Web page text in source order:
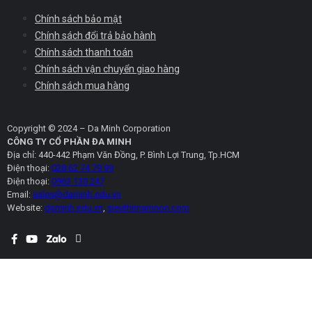
Chính sách bảo mật
Chính sách đổi trả bảo hành
Chính sách thanh toán
Chính sách vận chuyển giao hàng
Chính sách mua hàng
Copyright © 2024 – Da Minh Corporation
CÔNG TY CỔ PHẦN ĐA MINH
Địa chỉ: 440-442 Phạm Văn Đồng, P. Bình Lợi Trung, Tp.HCM
Điện thoại: 028 62 74 79 99
Điện thoại: 0963 130 247
Email: sales@daminh.edu.vn
Website: daminh.edu.vn, sieuthimamnon.com